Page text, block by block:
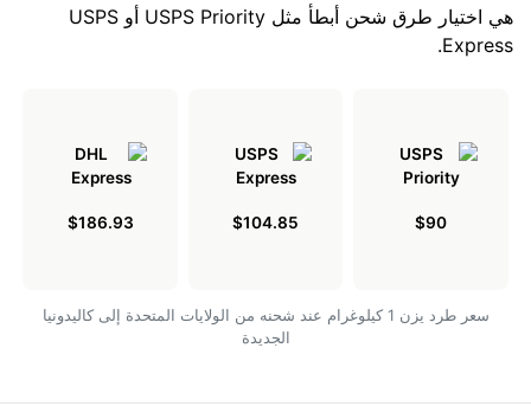
هي اختيار طرق شحن أبطأ مثل USPS Priority أو USPS
Express.
$90
$104.85
$186.93
سعر طرد يزن 1 كيلوغرام عند شحنه من الولايات المتحدة إلى كاليدونيا
الجديدة